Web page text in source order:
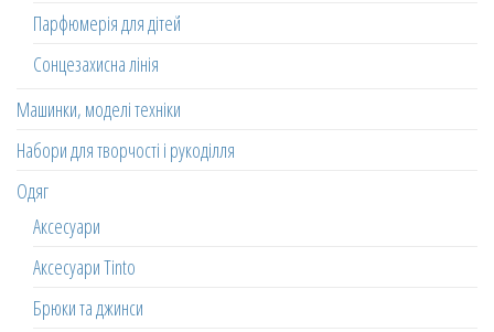
Парфюмерія для дітей
Сонцезахисна лінія
Машинки, моделі техніки
Набори для творчості і рукоділля
Одяг
Аксесуари
Аксесуари Tinto
Брюки та джинси